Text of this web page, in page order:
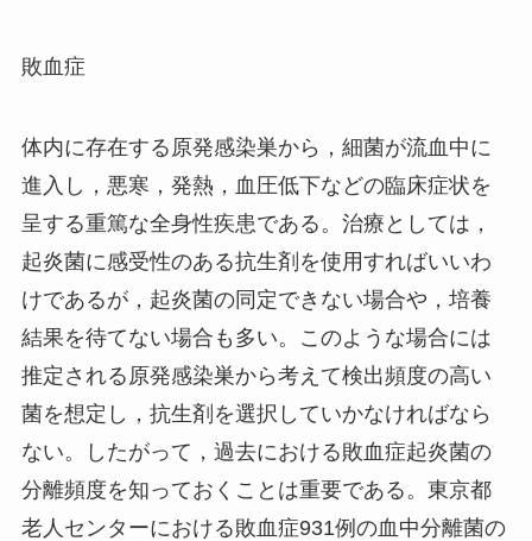
敗血症
体内に存在する原発感染巣から，細菌が流血中に
進入し，悪寒，発熱，血圧低下などの臨床症状を
呈する重篤な全身性疾患である。治療としては，
起炎菌に感受性のある抗生剤を使用すればいいわ
けであるが，起炎菌の同定できない場合や，培養
結果を待てない場合も多い。このような場合には
推定される原発感染巣から考えて検出頻度の高い
菌を想定し，抗生剤を選択していかなければなら
ない。したがって，過去における敗血症起炎菌の
分離頻度を知っておくことは重要である。東京都
老人センターにおける敗血症931例の血中分離菌の